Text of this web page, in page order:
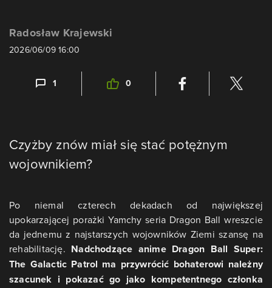
Radosław Krajewski
2026/06/09 16:00
1 0
Czyżby znów miał się stać potężnym
wojownikiem?
Po niemal czterech dekadach od największej
upokarzającej porażki Yamchy seria Dragon Ball wreszcie
da jednemu z najstarszych wojowników Ziemi szansę na
rehabilitację. Nadchodzące anime Dragon Ball Super:
The Galactic Patrol ma przywrócić bohaterowi należny
szacunek i pokazać go jako kompetentnego członka